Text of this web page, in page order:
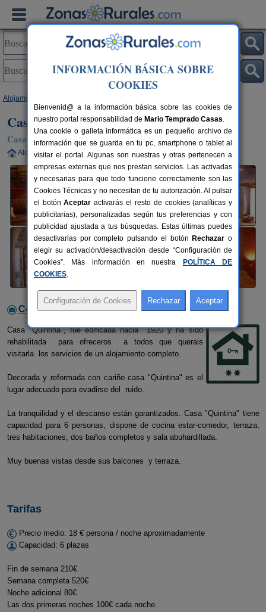
Alojamientos
Casa Rural Quintina
Casa Rural en Cáseda (Navarra)
Alquiler completo 6 plazas 50 km de Pamplona
Contactar con el alojamiento
Casa "Quintina", fue edificada hacia 1920 y ha sido
rehabilitada para ofreceros a todos que querais
visitarla los servicios de un alojamiento completo.
Decorada y reformada con cariño casa "Quintina" es el
lugar adecuado para evadirse del ruido.
La tranquilidad y el descanso están garantizados. Casa "Quintina" tiene
capacidad para 6 personas, dispone de cocina estar-comedor, terraza,
tres habitaciones, dos baños completos y sala abuhardillada.
Muy buenas vistas desde sus balcones y terraza.
Tarifas
Precio medio: 18 € persona / noche aproximadamente
Capacidad: 6 plazas
Fin de semana 210€
Semana completa 520€
Noche adicional 80€
Las dos primeras noches 100€ cada noche.
INFORMACIÓN BÁSICA SOBRE
COOKIES
Bienvenid@ a la información básica sobre las cookies de
nuestro portal responsabilidad de Mario Temprado Casas.
Una cookie o galleta informática es un pequeño archivo de
información que se guarda en tu pc, smartphone o tablet al
visitar el portal. Algunas son nuestras y otras pertenecen a
empresas externas que nos prestan servicios. Las activadas
y necesarias para que todo funcione correctamente son las
Cookies Técnicas y no necesitan de tu autorización. Al pulsar
el botónAceptar activarás el resto de cookies (analíticas y
publicitarias), personalizadas según tus preferencias y con
publicidad ajustada a tus búsquedas. Estas últimas puedes
desactivarlas por completo pulsando el botón Rechazar o
elegir su activación/desactivación desde “Configuración de
Cookies”. Más información en nuestra
POLÍTICA DE
COOKIES.